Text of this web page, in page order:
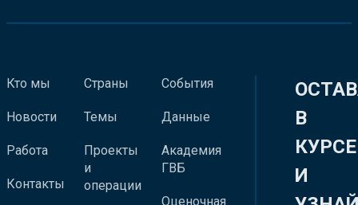
Кто мы
Новости
Работа
Контакты
Страны
Темы
Проекты
и
операции
События
Данные
Академия
ГВБ
Оценочная
В
КУРСЕ
И